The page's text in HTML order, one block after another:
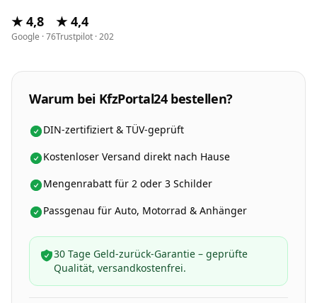
★ 4,8
Google · 76
★ 4,4
Trustpilot · 202
Warum bei KfzPortal24 bestellen?
DIN-zertifiziert & TÜV-geprüft
Kostenloser Versand direkt nach Hause
Mengenrabatt für 2 oder 3 Schilder
Passgenau für Auto, Motorrad & Anhänger
30 Tage Geld-zurück-Garantie – geprüfte
Qualität, versandkostenfrei.